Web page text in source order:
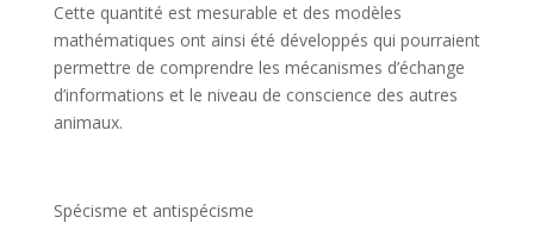
Cette quantité est mesurable et des modèles
mathématiques ont ainsi été développés qui pourraient
permettre de comprendre les mécanismes d’échange
d’informations et le niveau de conscience des autres
animaux.
Spécisme et antispécisme